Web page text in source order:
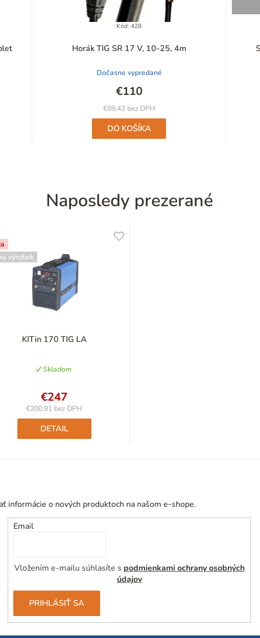
Horák TIG SR 17 V, 10-25, 4m
hodnotenie
je
4,7
z
5
hviezdičiek.
Dočasne vypredané
€89,43 bez DPH
€110
DO KOŠÍKA
Kód:428
Naposledy prezerané
výrobok
KITin 170 TIG LA
Skladom
€247
€200,81 bez DPH
Jednotková
cena:
DETAIL
informácie o nových produktoch na našom e-shope.
Email
Vložením e-mailu súhlasíte s podmienkami ochrany osobných
údajov
PRIHLÁSIŤ SA